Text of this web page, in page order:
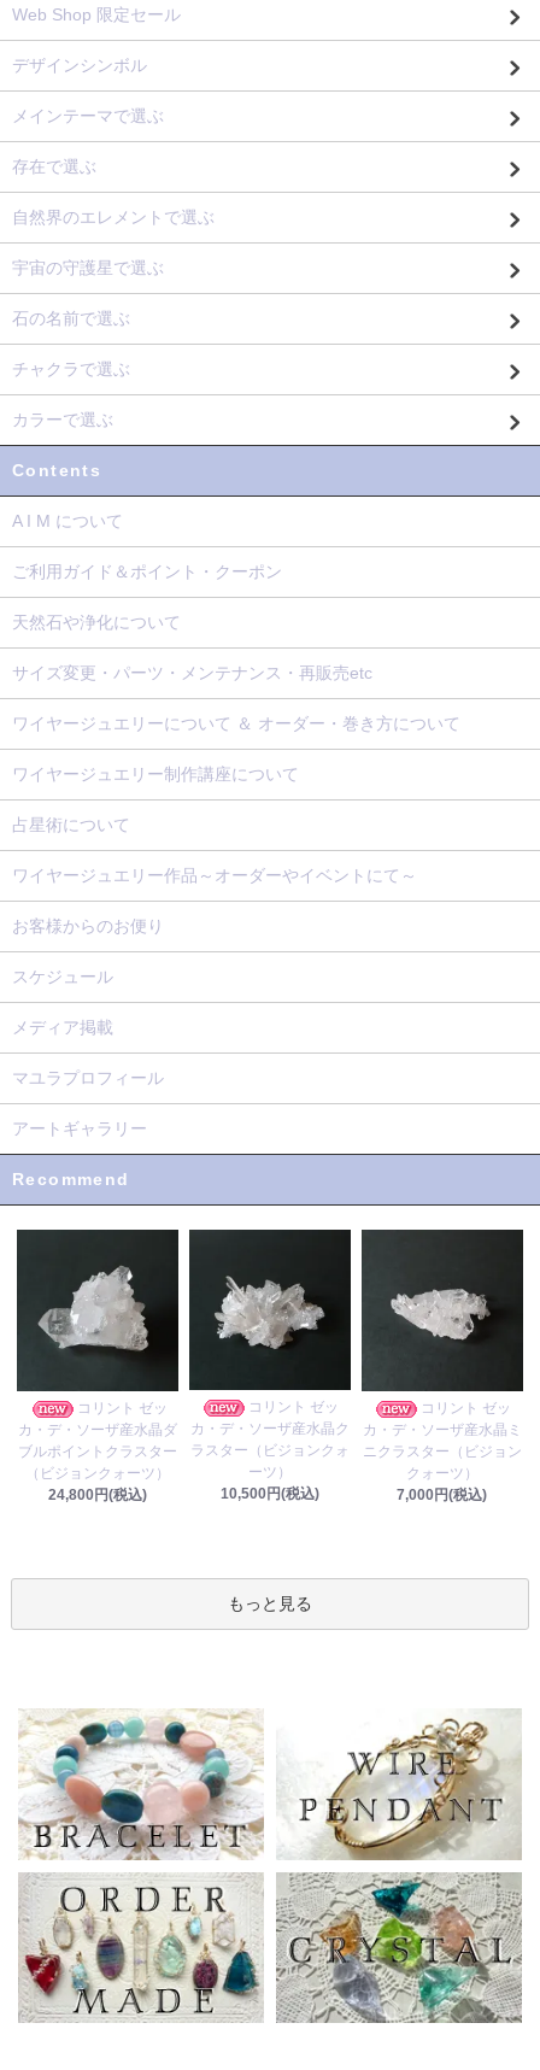
Web Shop 限定セール
デザインシンボル
メインテーマで選ぶ
存在で選ぶ
自然界のエレメントで選ぶ
宇宙の守護星で選ぶ
石の名前で選ぶ
チャクラで選ぶ
カラーで選ぶ
Contents
A I M について
ご利用ガイド＆ポイント・クーポン
天然石や浄化について
サイズ変更・パーツ・メンテナンス・再販売etc
ワイヤージュエリーについて ＆ オーダー・巻き方について
ワイヤージュエリー制作講座について
占星術について
ワイヤージュエリー作品～オーダーやイベントにて～
お客様からのお便り
スケジュール
メディア掲載
マユラプロフィール
アートギャラリー
Recommend
コリント ゼッ
カ・デ・ソーザ産水晶ダ
ブルポイントクラスター
（ビジョンクォーツ）
24,800円(税込)
コリント ゼッ
カ・デ・ソーザ産水晶ク
ラスター（ビジョンクォ
ーツ）
10,500円(税込)
コリント ゼッ
カ・デ・ソーザ産水晶ミ
ニクラスター（ビジョン
クォーツ）
7,000円(税込)
もっと見る